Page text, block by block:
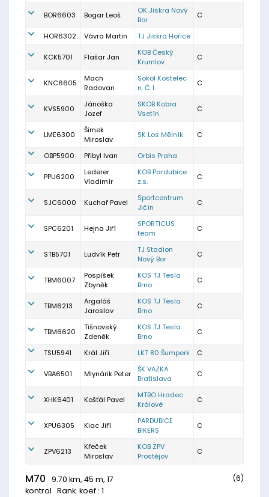
BOR6603 Bogar Leoš
OK Jiskra Nový
Bor
C
HOR6302 Vávra Martin TJ Jiskra Hořice
KCK5701 Flašar Jan
KOB Český
Krumlov
C
KNC6605
Mach
Radovan
Sokol Kostelec
n. Č. l.
C
KVS5900
Jánoška
Jozef
SKOB Kobra
Vsetín
C
LME6300
Šimek
Miroslav
SK Los Mělník C
OBP5900 Přibyl Ivan Orbis Praha
PPU6200
Lederer
Vladimír
KOB Pardubice
z.s.
C
SJC6000 Kuchař Pavel
Sportcentrum
Jičín
C
SPC6201 Hejna Jiří
SPORTICUS
team
C
STB5701 Ludvík Petr
TJ Stadion
Nový Bor
C
TBM6007
Pospíšek
Zbyněk
KOS TJ Tesla
Brno
C
TBM6213
Argaláš
Jaroslav
KOS TJ Tesla
Brno
C
TBM6620
Tišnovský
Zdeněk
KOS TJ Tesla
Brno
C
TSU5941 Král Jiří LKT 80 Šumperk C
VBA6501 Mlynárik Peter
ŠK VAZKA
Bratislava
C
XHK6401 Košťál Pavel
MTBO Hradec
Králové
C
XPU6305 Kiac Jiří
PARDUBICE
BIKERS
C
ZPV6213
Křeček
Miroslav
KOB ZPV
Prostějov
C
M70
9.70 km, 45 m, 17
kontrol Rank. koef.: 1
(6)